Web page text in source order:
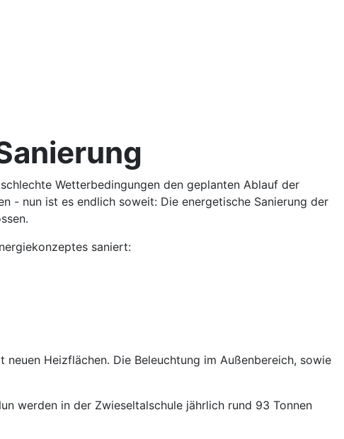
Wetterbedingungen den geplanten Ablauf der
- nun ist es endlich soweit: Die energetische Sanierung der
saniert:
Heizflächen. Die Beleuchtung im Außenbereich, sowie
werden in der Zwieseltalschule jährlich rund 93 Tonnen